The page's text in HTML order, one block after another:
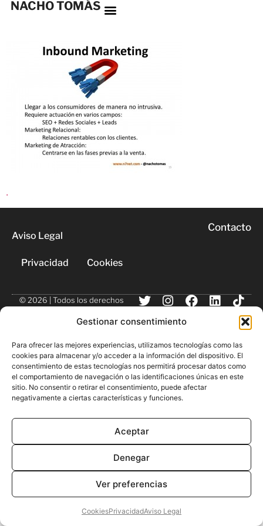
Gestionar consentimiento
Para ofrecer las mejores experiencias, utilizamos tecnologías como las
cookies para almacenar y/o acceder a la información del dispositivo. El
consentimiento de estas tecnologías nos permitirá procesar datos como
el comportamiento de navegación o las identificaciones únicas en este
sitio. No consentir o retirar el consentimiento, puede afectar
negativamente a ciertas características y funciones.
Aceptar
Denegar
Ver preferencias
CookiesPrivacidadAviso Legal
NACHO TOMÁS
.
Aviso Legal
Privacidad Cookies
Contacto
© 2026 | Todos los derechos